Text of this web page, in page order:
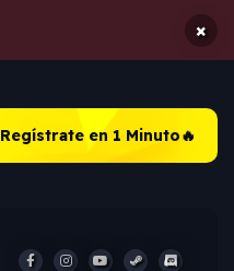
×
Regístrate en 1 Minuto🔥